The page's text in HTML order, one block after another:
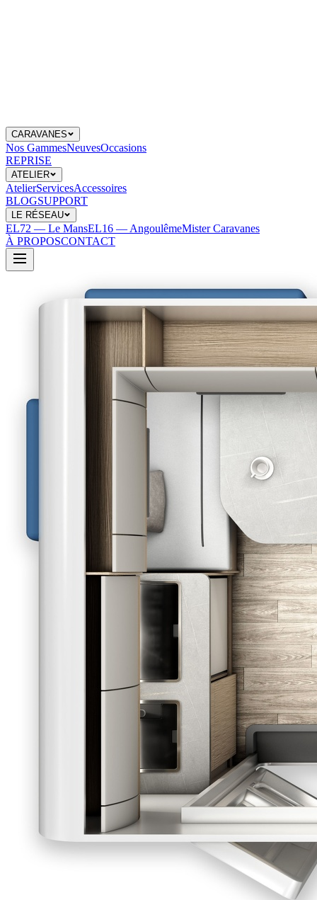
CARAVANES
Nos GammesNeuvesOccasions
REPRISE
ATELIER
AtelierServicesAccessoires
BLOGSUPPORT
LE RÉSEAU
EL72 — Le MansEL16 — AngoulêmeMister Caravanes
À PROPOSCONTACT